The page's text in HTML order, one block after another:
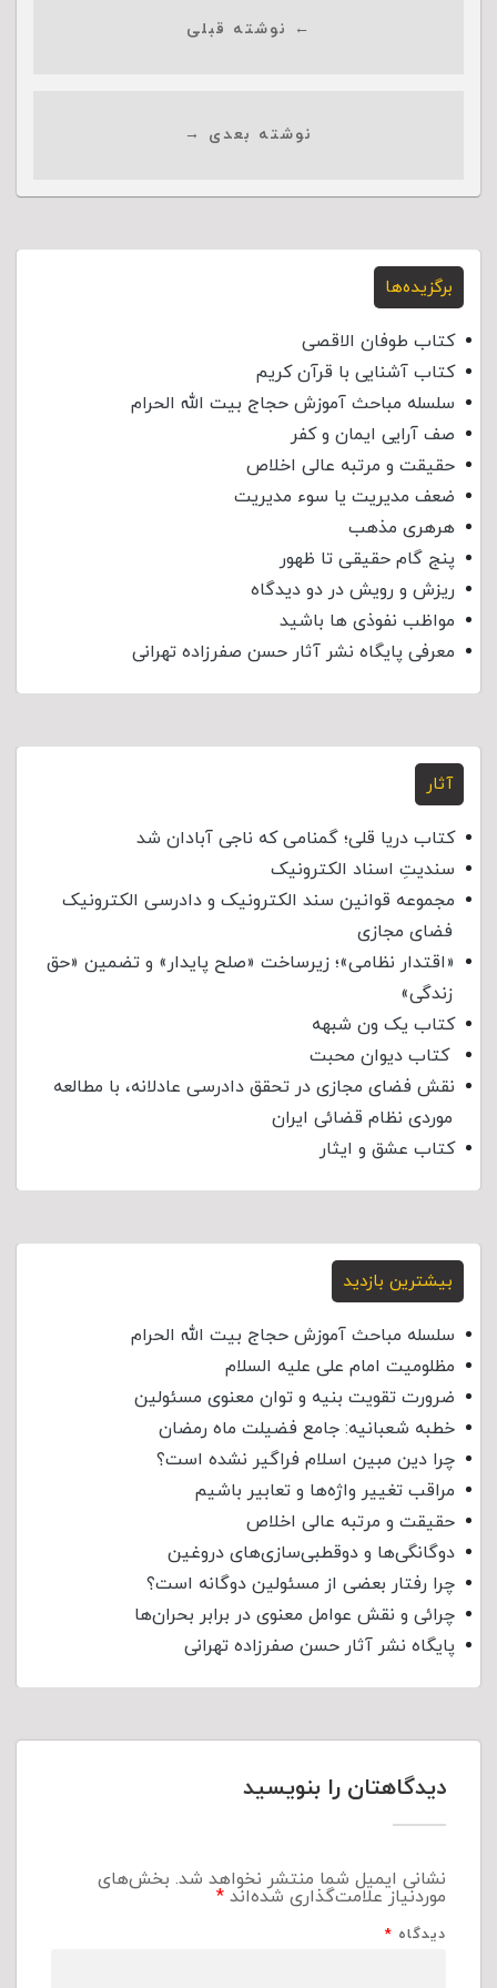
← نوشته قبلی
نوشته بعدی →
برگزیده‌ها
کتاب طوفان الاقصی
کتاب آشنایی با قرآن کریم
سلسله مباحث آموزش حجاج بیت الله الحرام
صف آرایی ایمان و کفر
حقیقت و مرتبه عالی اخلاص
ضعف مدیریت یا سوء مدیریت
هرهری مذهب
پنج گام حقیقی تا ظهور
ریزش و رویش در دو دیدگاه
مواظب نفوذی‌ ها باشید
معرفی پایگاه نشر آثار حسن صفرزاده تهرانی
آثار
کتاب دریا قلی؛ گمنامی که ناجی آبادان شد
سندیتِ اسناد الکترونیک
مجموعه قوانین سند الکترونیک و دادرسی الکترونیک
فضای مجازی
«اقتدار نظامی»؛ زیرساخت «صلح پایدار» و تضمین «حق
زندگی»
کتاب یک ون شبهه
کتاب دیوان محبت
نقش فضای مجازی در تحقق دادرسی عادلانه، با مطالعه
موردی نظام قضائی ایران
کتاب عشق و ایثار
بیشترین بازدید
سلسله مباحث آموزش حجاج بیت الله الحرام
مظلومیت امام علی علیه السلام
ضرورت تقویت بنیه و توان معنوی مسئولین
خطبه شعبانیه: جامع فضیلت ماه رمضان
چرا دین مبین اسلام فراگیر نشده است؟
مراقب تغییر واژه‌ها و تعابیر باشیم
حقیقت و مرتبه عالی اخلاص
دوگانگی‌ها و دوقطبی‌سازی‌های دروغین
چرا رفتار بعضی از مسئولین دوگانه است؟
چرائی و نقش عوامل معنوی در برابر بحران‌ها
پایگاه نشر آثار حسن صفرزاده تهرانی
دیدگاهتان را بنویسید
نشانی ایمیل شما منتشر نخواهد شد. بخش‌های
موردنیاز علامت‌گذاری شده‌اند*
دیدگاه *